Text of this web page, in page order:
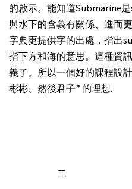
的啟示。能知道Submarine
與水下的含義有關係、進而
字典更提供字的出處，指出
指下方和海的意思。這種資
義了。所以一個好的課程設
彬彬、然後君子” 的理想.
二